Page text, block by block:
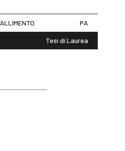
PA
Tesi di Laurea